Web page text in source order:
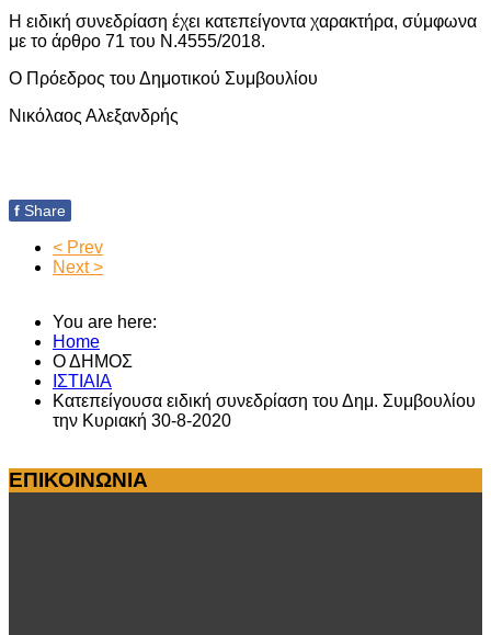
Η ειδική συνεδρίαση έχει κατεπείγοντα χαρακτήρα, σύμφωνα
με το άρθρο 71 του Ν.4555/2018.
Ο Πρόεδρος του Δημοτικού Συμβουλίου
Νικόλαος Αλεξανδρής
f Share
< Prev
Next >
You are here:
Home
Ο ΔΗΜΟΣ
ΙΣΤΙΑΙΑ
Κατεπείγουσα ειδική συνεδρίαση του Δημ. Συμβουλίου
την Κυριακή 30-8-2020
ΕΠΙΚΟΙΝΩΝΙΑ